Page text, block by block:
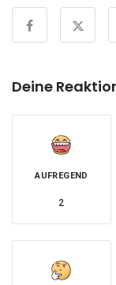
Deine
AUFREGEND
2